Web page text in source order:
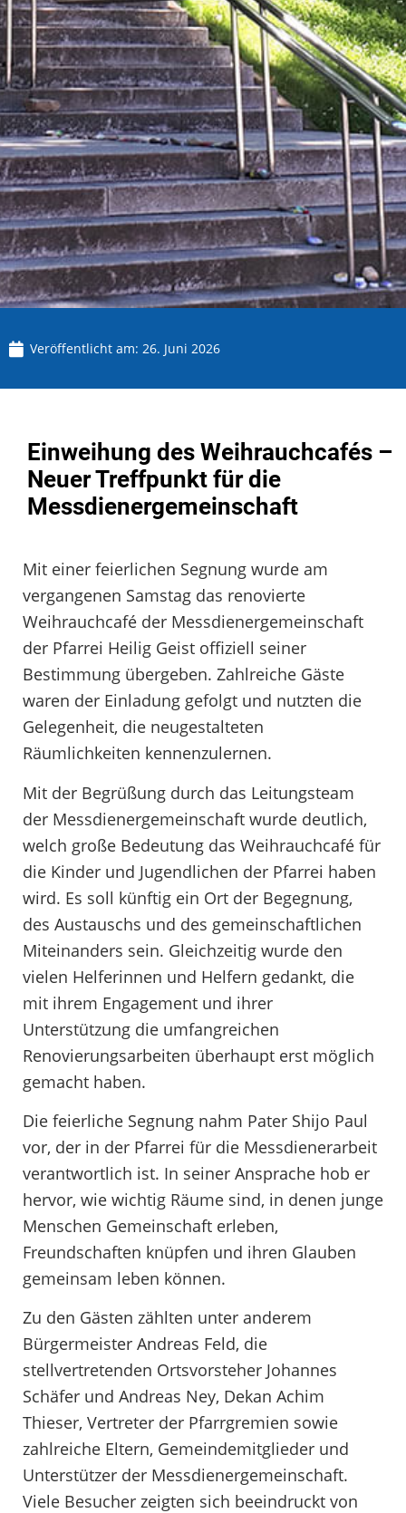
Veröffentlicht am: 26. Juni 2026
Einweihung des Weihrauchcafés –
Neuer Treffpunkt für die
Messdienergemeinschaft
Mit einer feierlichen Segnung wurde am
vergangenen Samstag das renovierte
Weihrauchcafé der Messdienergemeinschaft
der Pfarrei Heilig Geist offiziell seiner
Bestimmung übergeben. Zahlreiche Gäste
waren der Einladung gefolgt und nutzten die
Gelegenheit, die neugestalteten
Räumlichkeiten kennenzulernen.
Mit der Begrüßung durch das Leitungsteam
der Messdienergemeinschaft wurde deutlich,
welch große Bedeutung das Weihrauchcafé für
die Kinder und Jugendlichen der Pfarrei haben
wird. Es soll künftig ein Ort der Begegnung,
des Austauschs und des gemeinschaftlichen
Miteinanders sein. Gleichzeitig wurde den
vielen Helferinnen und Helfern gedankt, die
mit ihrem Engagement und ihrer
Unterstützung die umfangreichen
Renovierungsarbeiten überhaupt erst möglich
gemacht haben.
Die feierliche Segnung nahm Pater Shijo Paul
vor, der in der Pfarrei für die Messdienerarbeit
verantwortlich ist. In seiner Ansprache hob er
hervor, wie wichtig Räume sind, in denen junge
Menschen Gemeinschaft erleben,
Freundschaften knüpfen und ihren Glauben
gemeinsam leben können.
Zu den Gästen zählten unter anderem
Bürgermeister Andreas Feld, die
stellvertretenden Ortsvorsteher Johannes
Schäfer und Andreas Ney, Dekan Achim
Thieser, Vertreter der Pfarrgremien sowie
zahlreiche Eltern, Gemeindemitglieder und
Unterstützer der Messdienergemeinschaft.
Viele Besucher zeigten sich beeindruckt von